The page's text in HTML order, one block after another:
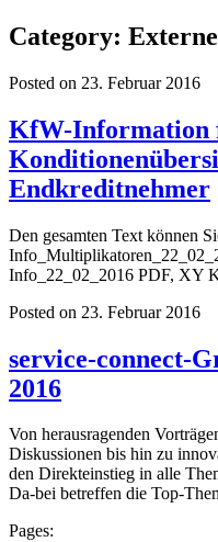
Category:
Posted on 23. Februar 2016
KfW-
Endkreditnehmer
Den gesamten Text können
Info_22_02_2016 PDF, XY
Posted on 23. Februar 2016
service-connect-
2016
Von herausragenden
Diskussionen bis hin zu
den Direkteinstieg in alle
Da-bei betreffen die Top-
Pages: